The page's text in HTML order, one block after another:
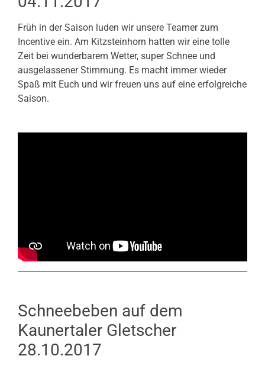
Früh in der Saison luden wir unsere Teamer zum
Incentive ein. Am Kitzsteinhorn hatten wir eine tolle
Zeit bei wunderbarem Wetter, super Schnee und
ausgelassener Stimmung. Es macht immer wieder
Spaß mit Euch und wir freuen uns auf eine erfolgreiche
Saison.
Schneebeben auf dem
Kaunertaler Gletscher
28.10.2017